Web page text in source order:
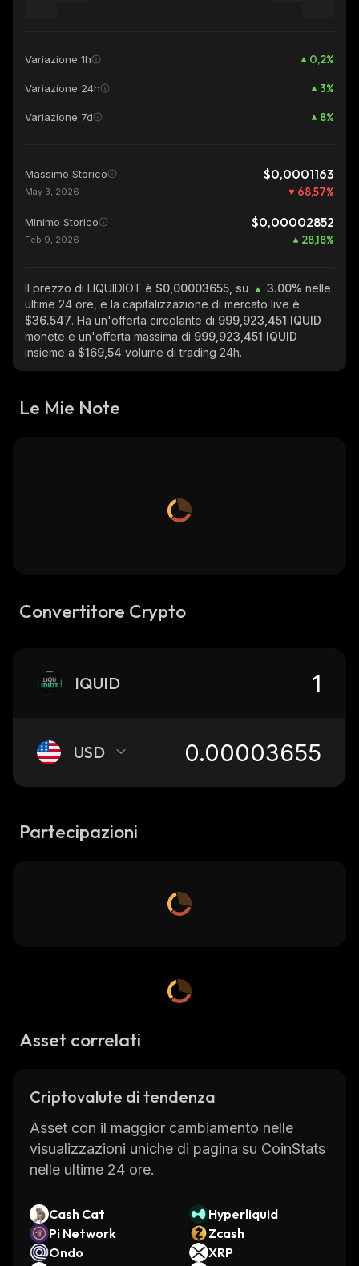
Variazione 1h 0,2%
Variazione 24h 3%
Variazione 7d 8%
Massimo Storico $0,0001163
May 3, 2026 68,57%
Minimo Storico $0,00002852
Feb 9, 2026 28,18%
Il prezzo di LIQUIDIOT è $0,00003655, su 3.00% nelle
ultime 24 ore, e la capitalizzazione di mercato live è
$36.547. Ha un'offerta circolante di 999,923,451 IQUID
monete e un'offerta massima di 999,923,451 IQUID
insieme a $169,54 volume di trading 24h.
Le Mie Note
Convertitore Crypto
IQUID
USD
Partecipazioni
Asset correlati
Criptovalute di tendenza
Asset con il maggior cambiamento nelle
visualizzazioni uniche di pagina su CoinStats
nelle ultime 24 ore.
Cash Cat
Hyperliquid
Pi Network
Zcash
Ondo
XRP